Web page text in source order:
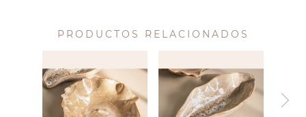
PRODUCTOS RELACIONADOS